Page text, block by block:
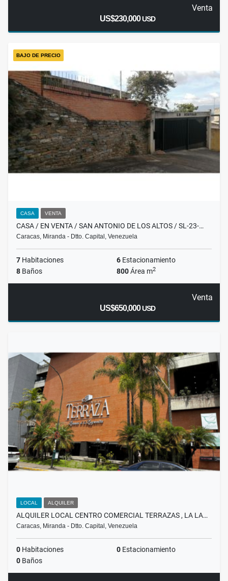
Venta
US$230,000USD
BAJO DE PRECIO
CASA VENTA
CASA / EN VENTA / SAN ANTONIO DE LOS ALTOS / SL-23-…
Caracas, Miranda - Dtto. Capital, Venezuela
7 Habitaciones 6 Estacionamiento
8 Baños 800Área m2
Venta
US$650,000USD
LOCAL ALQUILER
ALQUILER LOCAL CENTRO COMERCIAL TERRAZAS , LA LA…
Caracas, Miranda - Dtto. Capital, Venezuela
0 Habitaciones 0 Estacionamiento
0 Baños